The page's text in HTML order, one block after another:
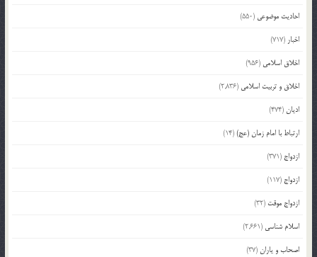
احادیث موضوعی (550)
اخبار (717)
اخلاق اسلامی (956)
اخلاق و تربیت اسلامی (2,836)
ادیان(474)
ارتباط با امام زمان (عج)(14)
ازدواج (371)
ازدواج (117)
ازدواج موقت (32)
اسلام شناسی (2,661)
اصحاب و یاران(37)